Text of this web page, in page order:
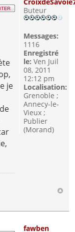
je
Buteur
Messages:
1116
Enregistré
le: Ven Juil
08, 2011
12:12 pm
Localisation:
Grenoble ;
Annecy-le-
Vieux ;
Publier
(Morand)
fawben